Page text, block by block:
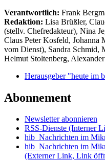
Verantwortlich: Frank
Redaktion: Lisa Brüßler,
(stellv. Chefredakteur), Nina
Claus Peter Kosfeld, Johanna
vom Dienst), Sandra Schmid,
Helmut Stoltenberg,
Herausgeber "heute im
Abonnement
Newsletter abonnieren
RSS-Dienste (Interner
hib_Nachrichten im
hib_Nachrichten im
(Externer Link, Link